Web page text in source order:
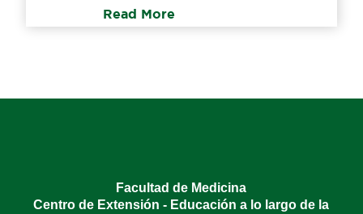
Read More
Facultad de Medicina
Centro de Extensión - Educación a lo largo de la